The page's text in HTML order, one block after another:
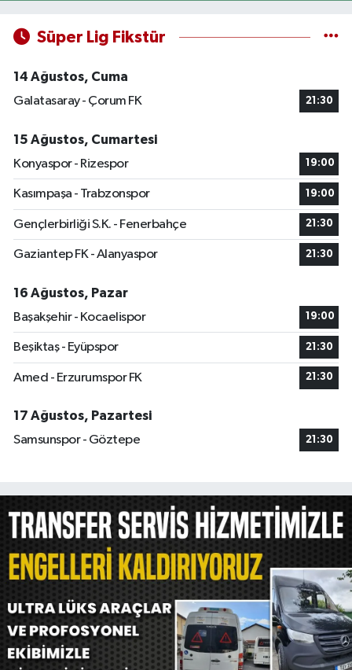
Süper Lig Fikstür
14 Ağustos, Cuma
Galatasaray - Çorum FK
21:30
15 Ağustos, Cumartesi
Konyaspor - Rizespor
19:00
Kasımpaşa - Trabzonspor 19:00
Gençlerbirliği S.K. - Fenerbahçe 21:30
Gaziantep FK - Alanyaspor 21:30
16 Ağustos, Pazar
Başakşehir - Kocaelispor
19:00
Beşiktaş - Eyüpspor 21:30
Amed - Erzurumspor FK 21:30
17 Ağustos, Pazartesi
Samsunspor - Göztepe
21:30